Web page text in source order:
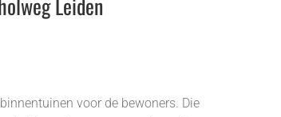
voor de bewoners. Die